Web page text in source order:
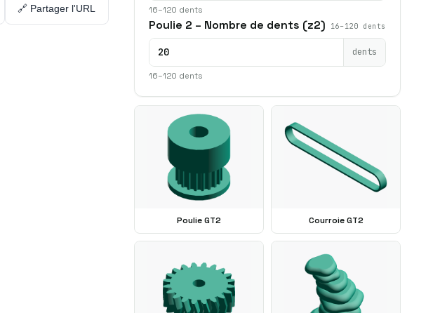
🔗 Partager l'URL 16–120 dents
Poulie 2 – Nombre de dents (z2) 16–120 dents
dents
16–120 dents
Poulie GT2 Courroie GT2